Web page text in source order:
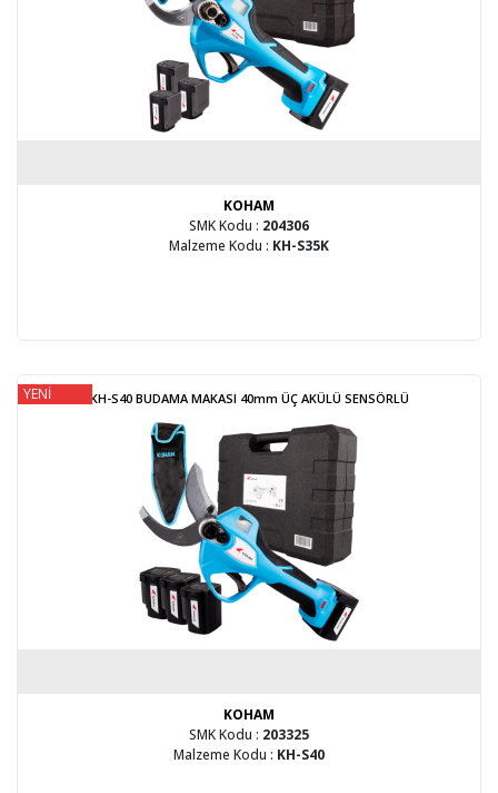
KOHAM
SMK Kodu : 204306
Malzeme Kodu : KH-S35K
YENİ KH-S40 BUDAMA MAKASI 40mm ÜÇ AKÜLÜ SENSÖRLÜ
KOHAM
SMK Kodu : 203325
Malzeme Kodu : KH-S40